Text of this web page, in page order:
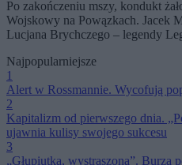
Po zakończeniu mszy, kondukt
Wojskowy na Powązkach. Jacek
Lucjana Brychczego – legendy
Najpopularniejsze
1
Alert w Rossmannie. Wycofują
2
Kapitalizm od pierwszego dnia.
ujawnia kulisy swojego sukcesu
3
„Głupiutka, wystraszona”. Burza